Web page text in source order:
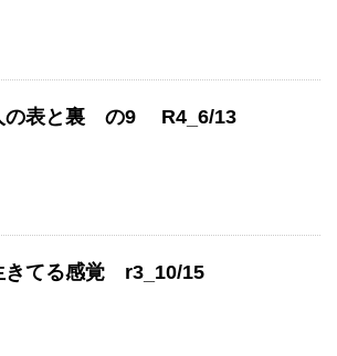
の表と裏 の9 R4_6/13
きてる感覚 r3_10/15